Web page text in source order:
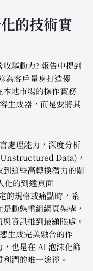
的技術實
驅動力? 報告中提到
為客戶量身打造優
地市場的操作實務
生成器，而是要將其
處理能力，深度分析
Data)，
這些高轉換潛力的關
化的到達頁面
的規格或痛點時，系
動態重組網頁架構，
資訊推到最顯眼處。
生成完美融合的作
也是在 AI 泡沫化篩
潤的唯一途徑。